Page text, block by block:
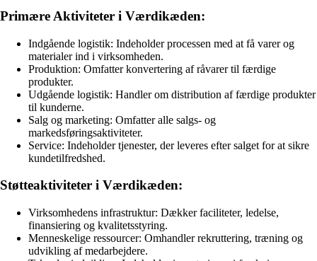
Primære Aktiviteter i Værdikæden:
Indgående logistik: Indeholder processen med at få varer og
materialer ind i virksomheden.
Produktion: Omfatter konvertering af råvarer til færdige
produkter.
Udgående logistik: Handler om distribution af færdige produkter
til kunderne.
Salg og marketing: Omfatter alle salgs- og
markedsføringsaktiviteter.
Service: Indeholder tjenester, der leveres efter salget for at sikre
kundetilfredshed.
Støtteaktiviteter i Værdikæden:
Virksomhedens infrastruktur: Dækker faciliteter, ledelse,
finansiering og kvalitetsstyring.
Menneskelige ressourcer: Omhandler rekruttering, træning og
udvikling af medarbejdere.